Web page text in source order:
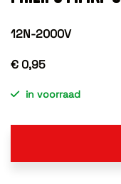
12N-2000V
€ 0,95
in voorraad